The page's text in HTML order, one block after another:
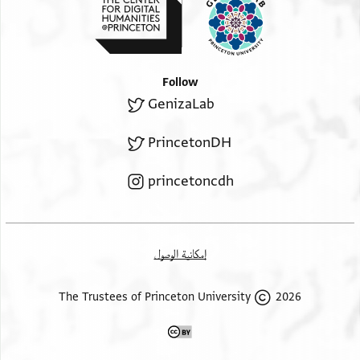
ושק עלי דלך עטים
אפצל אלסלם
וסידי אב[ו] אלפרג אתם יכץ בלסלם ואב[ו] יכצך באלסלם
Follow
GenizaLab
PrincetonDH
princetoncdh
إمكانية الوصول
2026 The Trustees of Princeton University